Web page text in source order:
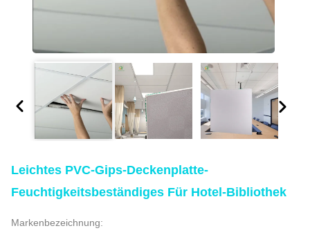
Leichtes PVC-Gips-Deckenplatte-
Feuchtigkeitsbeständiges Für Hotel-Bibliothek
Markenbezeichnung: